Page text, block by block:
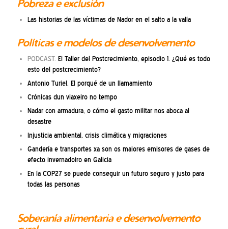
Pobreza e exclusión
Las historias de las víctimas de Nador en el salto a la valla
Políticas e modelos de desenvolvemento
PODCAST. El Taller del Postcrecimiento, episodio 1. ¿Qué es todo
esto del postcrecimiento?
Antonio Turiel. El porqué de un llamamiento
Crónicas dun viaxeiro no tempo
Nadar con armadura, o cómo el gasto militar nos aboca al
desastre
Injusticia ambiental, crisis climática y migraciones
Gandería e transportes xa son os maiores emisores de gases de
efecto invernadoiro en Galicia
En la COP27 se puede conseguir un futuro seguro y justo para
todas las personas
Soberanía alimentaria e desenvolvemento